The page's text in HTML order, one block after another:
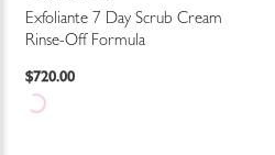
Exfoliante 7 Day Scrub Cream
Rinse-Off Formula
$720.00